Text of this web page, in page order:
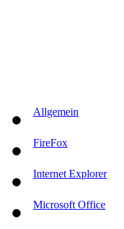
Allgemein
FireFox
Internet Explorer
Microsoft Office